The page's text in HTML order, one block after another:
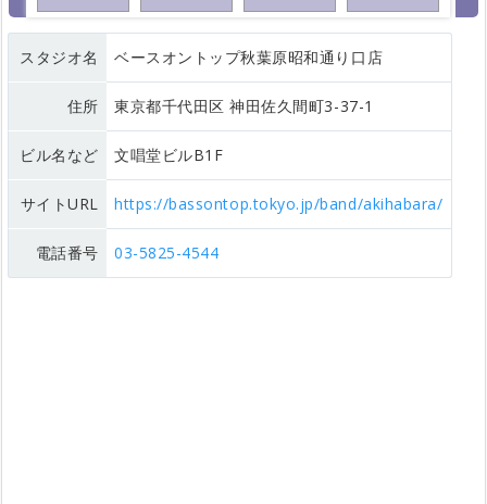
スタジオ名 ベースオントップ秋葉原昭和通り口店
住所 東京都千代田区 神田佐久間町3-37-1
ビル名など 文唱堂ビルB1F
サイトURL https://bassontop.tokyo.jp/band/akihabara/
電話番号 03-5825-4544